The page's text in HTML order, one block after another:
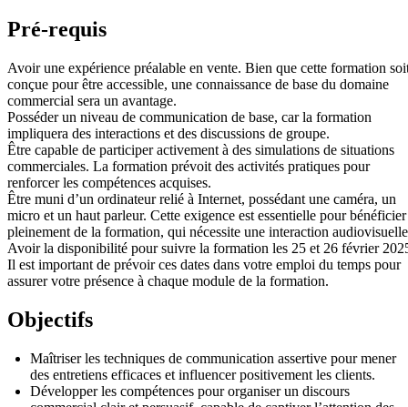
Pré-requis
Avoir une expérience préalable en vente. Bien que cette formation
conçue pour être accessible, une connaissance de base du domaine
commercial sera un avantage.
Posséder un niveau de communication de base, car la formation
impliquera des interactions et des discussions de groupe.
Être capable de participer activement à des simulations de situations
commerciales. La formation prévoit des activités pratiques pour
renforcer les compétences acquises.
Être muni d’un ordinateur relié à Internet, possédant une caméra, un
micro et un haut parleur. Cette exigence est essentielle pour bénéficier
pleinement de la formation, qui nécessite une interaction
Avoir la disponibilité pour suivre la formation les 25 et 26 février
Il est important de prévoir ces dates dans votre emploi du temps pour
assurer votre présence à chaque module de la formation.
Objectifs
Maîtriser les techniques de communication assertive pour mener
des entretiens efficaces et influencer positivement les clients.
Développer les compétences pour organiser un discours